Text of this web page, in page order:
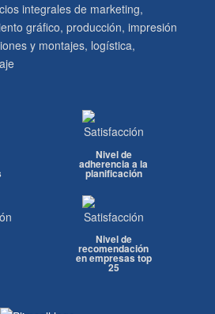
integrales de marketing,
gráfico, producción, impresión
y montajes, logística,
Nivel de
adherencia a la
planificación
Nivel de
recomendación
en empresas top
25